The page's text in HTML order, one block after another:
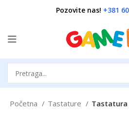
Pozovite nas! +381
Početna Tastature Tastatura